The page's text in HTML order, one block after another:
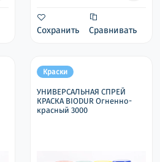
Сохранить Сравнивать
Краски
УНИВЕРСАЛЬНАЯ СПРЕЙ
КРАСКА BIODUR Огненно-
красный 3000